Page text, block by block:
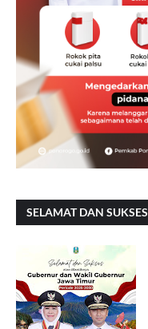
SELAMAT DAN SUKSES